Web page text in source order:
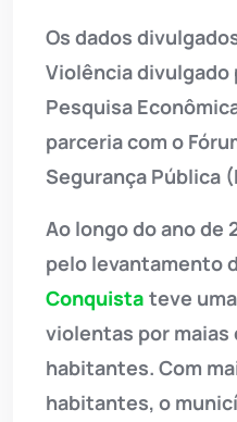
Os dados
Violência
Pesquisa
parceria com o
Segurança Pública
Ao longo do ano de
pelo levantamento
Conquista teve
violentas por maias
habitantes. Com
habitantes, o